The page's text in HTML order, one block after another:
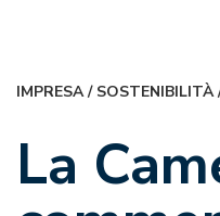
IMPRESA/ SOSTENIBILITÀ
La